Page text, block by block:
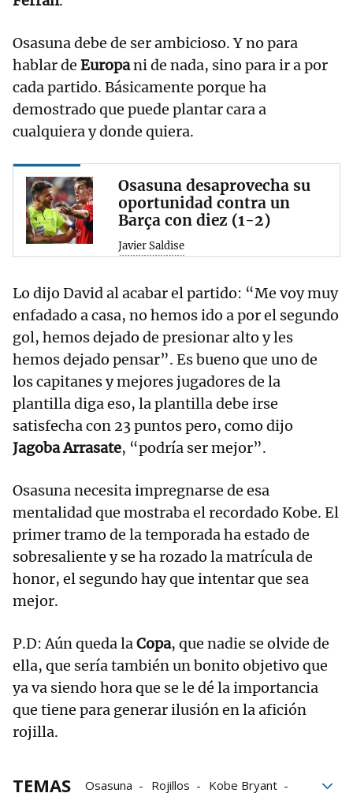
Osasuna debe de ser ambicioso. Y no para
hablar de Europani de nada, sino para ir a por
cada partido. Básicamente porque ha
demostrado que puede plantar cara a
cualquiera y donde quiera.
Osasuna desaprovecha su
oportunidad contra un
Barça con diez (1-2)
Javier Saldise
Lo dijo David al acabar el partido: “Me voy muy
enfadado a casa, no hemos ido a por el segundo
gol, hemos dejado de presionar alto y les
hemos dejado pensar”. Es bueno que uno de
los capitanes y mejores jugadores de la
plantilla diga eso, la plantilla debe irse
satisfecha con 23 puntos pero, como dijo
Jagoba Arrasate, “podría ser mejor”.
Osasuna necesita impregnarse de esa
mentalidad que mostraba el recordado Kobe. El
primer tramo de la temporada ha estado de
sobresaliente y se ha rozado la matrícula de
honor, el segundo hay que intentar que sea
mejor.
P.D: Aún queda laCopa, que nadie se olvide de
ella, que sería también un bonito objetivo que
ya va siendo hora que se le dé la importancia
que tiene para generar ilusión en la afición
rojilla.
TEMAS Osasuna Rojillos
Kobe Bryant